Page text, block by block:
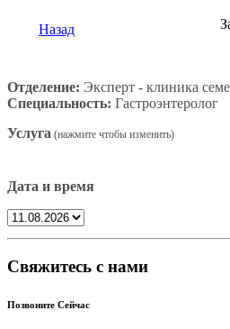
Назад
Отделение: Эксперт - клиника
Специальность: Гастроэнтеролог
Услуга
Дата и время
Свяжитесь с нами
Позвоните Сейчас